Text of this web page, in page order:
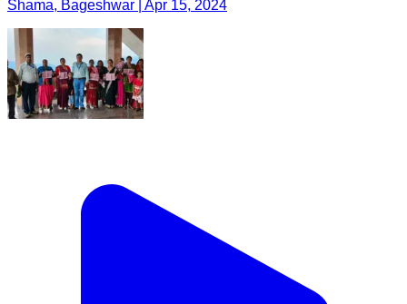
Shama, Bageshwar | Apr 15, 2024